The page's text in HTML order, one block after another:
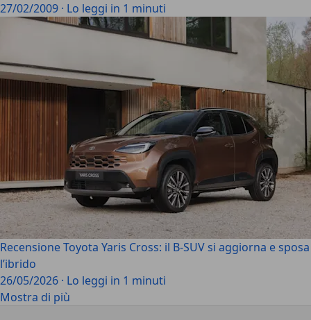
27/02/2009 · Lo leggi in 1 minuti
Recensione Toyota Yaris Cross: il B-SUV si aggiorna e sposa
l’ibrido
26/05/2026 · Lo leggi in 1 minuti
Mostra di più